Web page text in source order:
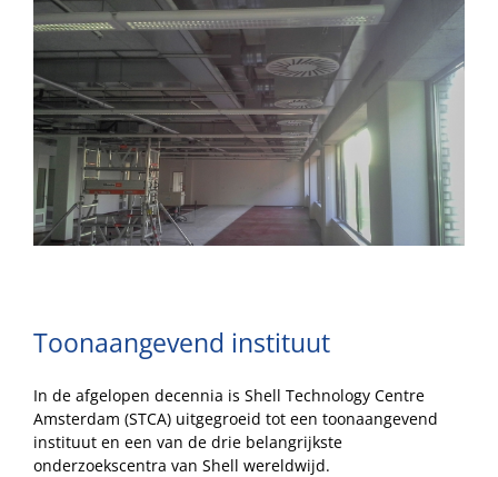
Image
Toonaangevend instituut
In de afgelopen decennia is Shell Technology Centre
Amsterdam (STCA) uitgegroeid tot een toonaangevend
instituut en een van de drie belangrijkste
onderzoekscentra van Shell wereldwijd.